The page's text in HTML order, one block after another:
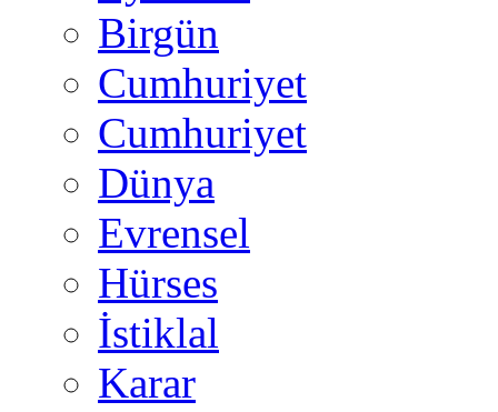
Birgün
Cumhuriyet
Cumhuriyet
Dünya
Evrensel
Hürses
İstiklal
Karar